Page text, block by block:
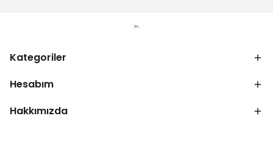
Kategoriler
Hesabım
Hakkımızda